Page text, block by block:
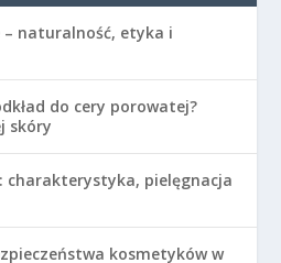
naturalność, etyka i
do cery porowatej?
skóry
charakterystyka, pielęgnacja
kosmetyków w